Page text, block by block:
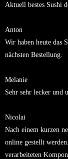
Aktuell bestes Sushi
Anton
Wir haben heute das
nächsten Bestellung.
Melanie
Sehr sehr lecker und
Nicolai
Nach einem kurzen
online gestellt
verarbeiteten